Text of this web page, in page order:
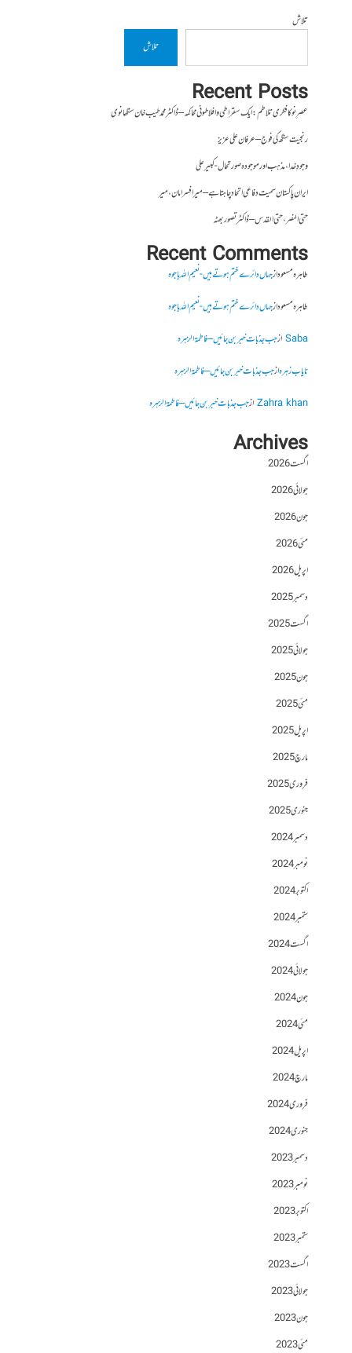
تلاش
تلاش
Recent Posts
عصرِ نو کا فکری تلاطم: ایک سقراطی و افلاطونی محاکمہ – ڈاکٹر محمد طیب خان سنگھانوی
رنجیت سنگھ کی فوج – عرفان علی عزیز
وجودِ خدا، مذہب اور موجودہ صورتحال- کبیر علی
ایران پاکستان سمیت دفاعی اتحاد چاہتا ہے – میر افسر امان،میر
حتی النصر ، حتی القدس – ڈاکٹر تصور بھٹہ
Recent Comments
طاہرہ مسعودازجہاں دائرے ختم ہوتے ہیں- نعیم اللہ باجوہ
طاہرہ مسعودازجہاں دائرے ختم ہوتے ہیں- نعیم اللہ باجوہ
Sabaازجب جذبات خبر بن جائیں – فاطمۃالزہرہ
نایاب زہرہازجب جذبات خبر بن جائیں – فاطمۃالزہرہ
Zahra khanازجب جذبات خبر بن جائیں – فاطمۃالزہرہ
Archives
اگست 2026
جولائی 2026
جون 2026
مئی 2026
اپریل 2026
دسمبر 2025
اگست 2025
جولائی 2025
جون 2025
مئی 2025
اپریل 2025
مارچ 2025
فروری 2025
جنوری 2025
دسمبر 2024
نومبر 2024
اکتوبر 2024
ستمبر 2024
اگست 2024
جولائی 2024
جون 2024
مئی 2024
اپریل 2024
مارچ 2024
فروری 2024
جنوری 2024
دسمبر 2023
نومبر 2023
اکتوبر 2023
ستمبر 2023
اگست 2023
جولائی 2023
جون 2023
مئی 2023